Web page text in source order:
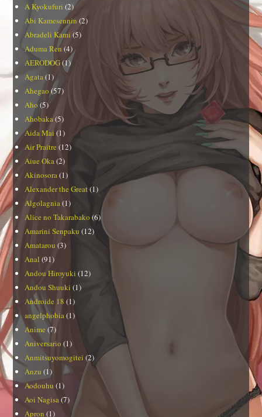
A Kyokufuri (2)
Abi Kamesennin (2)
Abradeli Kami (5)
Aduma Ren (4)
AERODOG(1)
Agata (1)
Ahegao(57)
Aho (5)
Ahobaka (5)
Aida Mai (1)
Air Praitre (12)
Aiue Oka (2)
Akinosora (1)
Alexander the Great(1)
Algolagnia (1)
Alice no Takarabako (6)
Amarini Senpaku (12)
Amatarou (3)
Anal (91)
Andou Hiroyuki (12)
Andou Shuuki (1)
Androide 18 (1)
angelphobia (1)
Anime (7)
Aniversario (1)
Anmitsuyomogitei (2)
Anzu (1)
Aodouhu (1)
Aoi Nagisa (7)
Apron (1)